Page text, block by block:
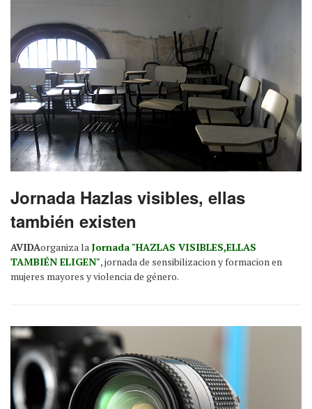
Jornada Hazlas visibles, ellas
también existen
AVIDAorganiza la Jornada "HAZLAS VISIBLES,ELLAS
TAMBIÉN ELIGEN", jornada de sensibilizacion y formacion en
mujeres mayores y violencia de género.